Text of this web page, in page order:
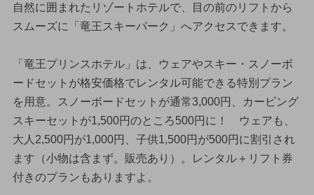
自然に囲まれたリゾートホテルで、目の前のリフトから
スムーズに「竜王スキーパーク」へアクセスできます。
「竜王プリンスホテル」は、ウェアやスキー・スノーボ
ードセットが格安価格でレンタル可能できる特別プラン
を用意。スノーボードセットが通常3,000円、カービング
スキーセットが1,500円のところ500円に！ ウェアも、
大人2,500円が1,000円、子供1,500円が500円に割引され
ます（小物は含まず。販売あり）。レンタル＋リフト券
付きのプランもありますよ。